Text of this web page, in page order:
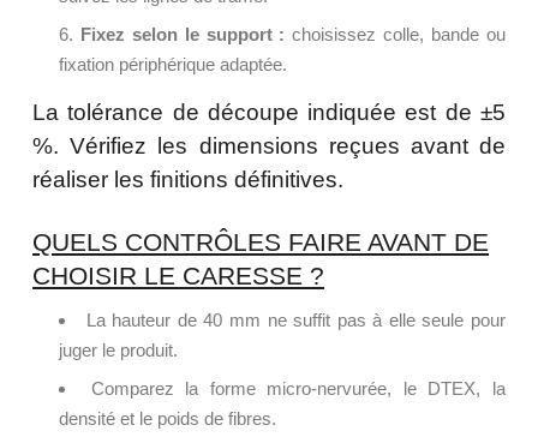
Fixez selon le support : choisissez colle, bande ou
fixation périphérique adaptée.
La tolérance de découpe indiquée est de ±5
%. Vérifiez les dimensions reçues avant de
réaliser les finitions définitives.
QUELS CONTRÔLES FAIRE AVANT DE
CHOISIR LE CARESSE ?
La hauteur de 40 mm ne suffit pas à elle seule pour
juger le produit.
Comparez la forme micro-nervurée, le DTEX, la
densité et le poids de fibres.